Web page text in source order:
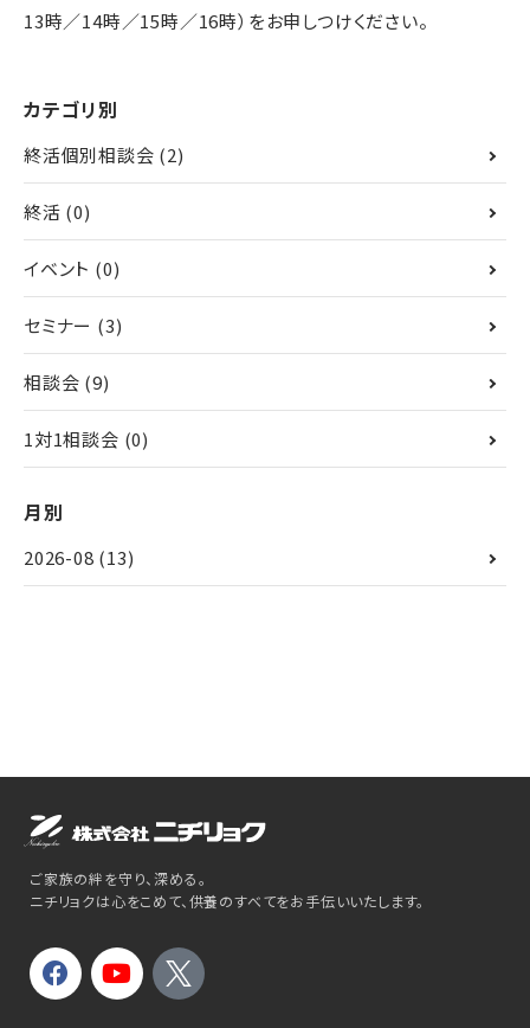
13時／14時／15時／16時）をお申しつけください。
カテゴリ別
終活個別相談会 (2)
終活 (0)
イベント (0)
セミナー (3)
相談会 (9)
1対1相談会 (0)
月別
2026-08 (13)
ご家族の絆を守り、深める。
ニチリョクは心をこめて、供養のすべてをお手伝いいたします。